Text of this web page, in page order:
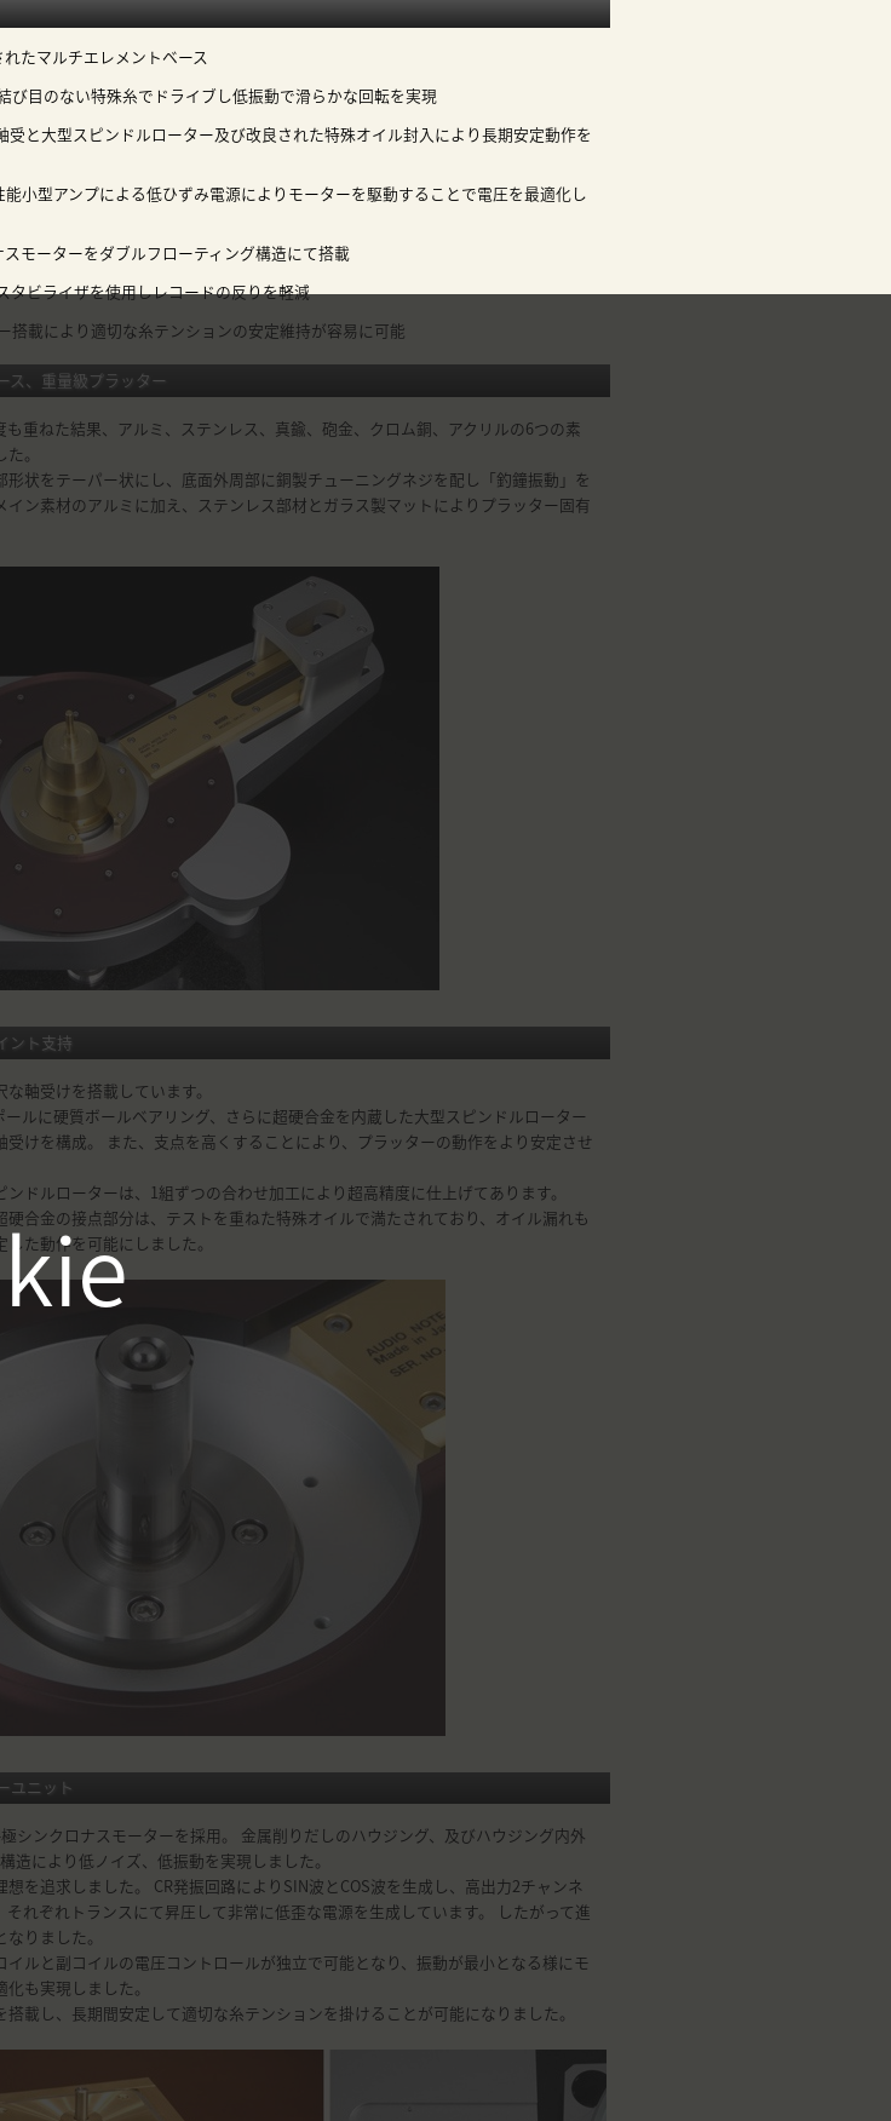
たマルチエレメントベース
び目のない特殊糸でドライブし低振動で滑らかな回転を実現
受と大型スピンドルローター及び改良された特殊オイル封入により長期安定動作を
小型アンプによる低ひずみ電源によりモーターを駆動することで電圧を最適化し
モーターをダブルフローティング構造にて搭載
タビライザを使用しレコードの反りを軽減
搭載により適切な糸テンションの安定維持が容易に可能
ス、重量級プラッター
も重ねた結果、アルミ、ステンレス、真鍮、砲金、クロム銅、アクリルの6つの素
。
形状をテーパー状にし、底面外周部に銅製チューニングネジを配し「釣鐘振動」を
イン素材のアルミに加え、ステンレス部材とガラス製マットによりプラッター固有
ント支持
軸受けを搭載しています。
ルに硬質ボールベアリング、さらに超硬合金を内蔵した大型スピンドルローター
受けを構成。 また、支点を高くすることにより、プラッターの動作をより安定させ
ドルローターは、1組ずつの合わせ加工により超高精度に仕上げてあります。
硬合金の接点部分は、テストを重ねた特殊オイルで満たされており、オイル漏れも
た動作を可能にしました。
ユニット
シンクロナスモーターを採用。 金属削りだしのハウジング、及びハウジング内外
造により低ノイズ、低振動を実現しました。
想を追求しました。 CR発振回路によりSIN波とCOS波を生成し、高出力2チャンネ
それぞれトランスにて昇圧して非常に低歪な電源を生成しています。 したがって進
りました。
イルと副コイルの電圧コントロールが独立で可能となり、振動が最小となる様にモ
も実現しました。
載し、長期間安定して適切な糸テンションを掛けることが可能になりました。